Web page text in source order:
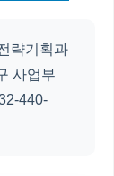
략기획과
사업부
440-